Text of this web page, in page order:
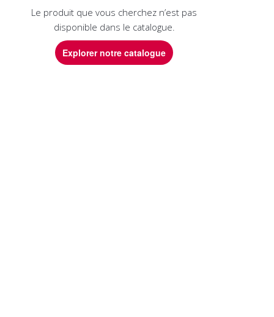
Le produit que vous cherchez n’est pas
disponible dans le catalogue.
Explorer notre catalogue